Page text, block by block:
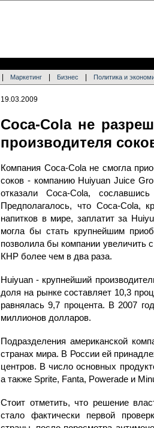
Маркетинг Бизнес Политика и
19.03.2009
Coca-Cola не
производителя
Компания Coca-Cola не смогла
соков - компанию Huiyuan Juice
отказали Coca-Cola,
Предполагалось, что Coca-Cola,
напитков в мире, заплатит за
могла бы стать крупнейшим
позволила бы компании увеличить
КНР более чем в два раза.
Huiyuan - крупнейший
доля на рынке составляет 10,3
равнялась 9,7 процента. В 2007
миллионов долларов.
Подразделения американской
странах мира. В России ей
центров. В число основных
а также Sprite, Fanta, Powerade и
Стоит отметить, что решение
стало фактически первой